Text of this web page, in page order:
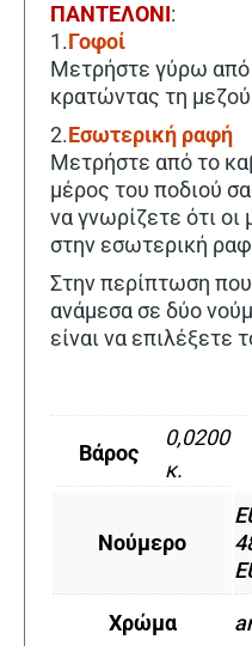
ΠΑΝΤΕΛΟΝΙ:
1.Γοφοί
Μετρήστε γύρω
κρατώντας τη
2.Εσωτερική ραφή
Μετρήστε από το
μέρος του ποδιού
να γνωρίζετε ότι οι
στην εσωτερική
Στην περίπτωση που
ανάμεσα σε δύο
είναι να επιλέξετε
Βάρος
0,0200
κ.
Νούμερο
Χρώμα